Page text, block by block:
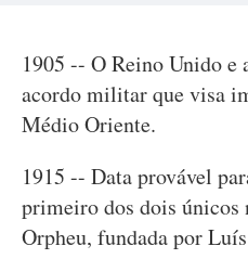
1905 -- O Reino Unido e
acordo militar que visa
Médio Oriente.
1915 -- Data provável
primeiro dos dois únicos
Orpheu, fundada por